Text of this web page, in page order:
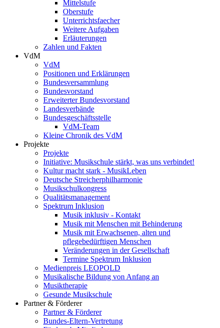
Mittelstufe
Oberstufe
Unterrichtsfaecher
Weitere Aufgaben
Erläuterungen
Zahlen und Fakten
VdM
VdM
Positionen und Erklärungen
Bundesversammlung
Bundesvorstand
Erweiterter Bundesvorstand
Landesverbände
Bundesgeschäftsstelle
VdM-Team
Kleine Chronik des VdM
Projekte
Projekte
Initiative: Musikschule stärkt, was uns verbindet!
Kultur macht stark - MusikLeben
Deutsche Streicherphilharmonie
Musikschulkongress
Qualitätsmanagement
Spektrum Inklusion
Musik inklusiv - Kontakt
Musik mit Menschen mit Behinderung
Musik mit Erwachsenen, alten und
pflegebedürftigen Menschen
Veränderungen in der Gesellschaft
Termine Spektrum Inklusion
Medienpreis LEOPOLD
Musikalische Bildung von Anfang an
Musiktherapie
Gesunde Musikschule
Partner & Förderer
Partner & Förderer
Bundes-Eltern-Vertretung